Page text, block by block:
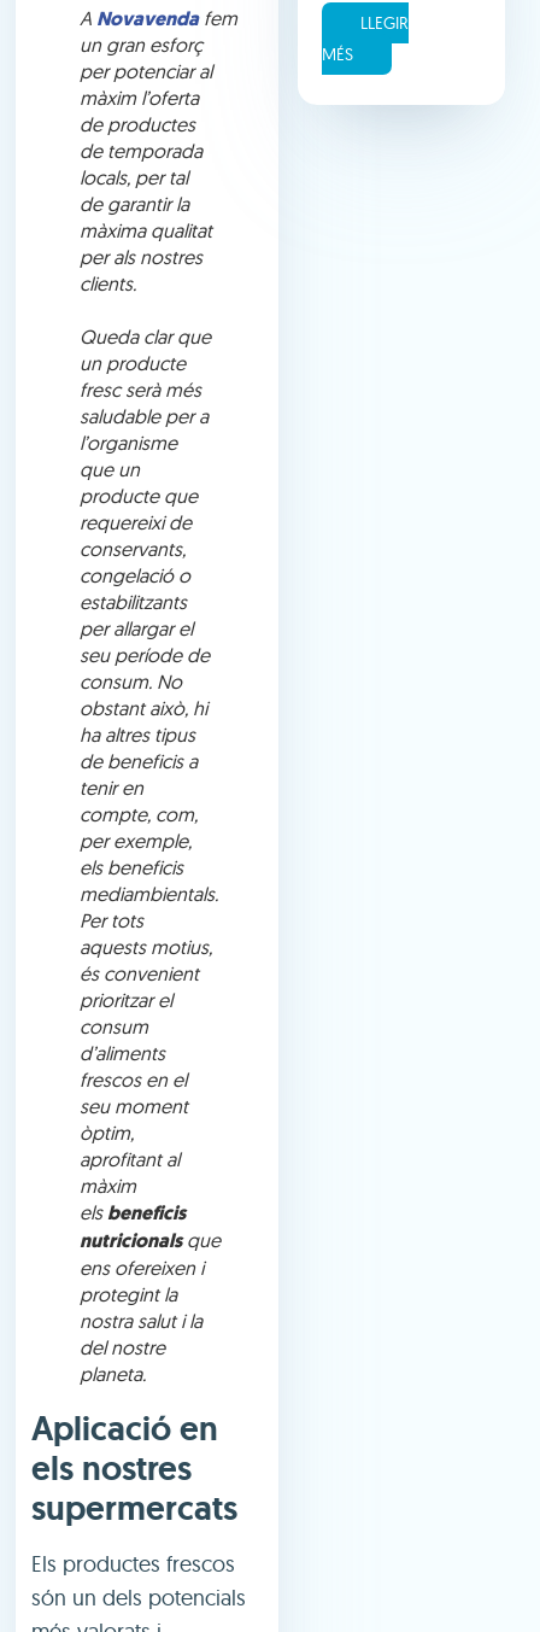
A Novavendafem
un gran esforç
per potenciar al
màxim l’oferta
de productes
de temporada
locals, per tal
de garantir la
màxima qualitat
per als nostres
clients.
Queda clar que
un producte
fresc serà més
saludable per a
l’organisme
que un
producte que
requereixi de
conservants,
congelació o
estabilitzants
per allargar el
seu període de
consum. No
obstant això, hi
ha altres tipus
de beneficis a
tenir en
compte, com,
per exemple,
els beneficis
mediambientals.
Per tots
aquests motius,
és convenient
prioritzar el
consum
d’aliments
frescos en el
seu moment
òptim,
aprofitant al
màxim
els beneficis
nutricionalsque
ens ofereixen i
protegint la
nostra salut i la
del nostre
planeta.
Aplicació en
els nostres
supermercats
Els productes frescos
són un dels potencials
LLEGIR
MÉS